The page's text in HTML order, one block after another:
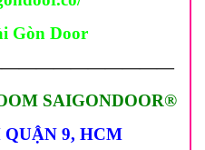
Gòn Door
SAIGONDOOR®
9, HCM